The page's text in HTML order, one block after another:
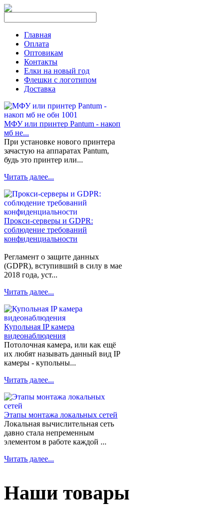
Главная
Оплата
Оптовикам
Контакты
Елки на новый год
Флешки с логотипом
Доставка
МФУ или принтер Pantum - накоп
мб не...
При установке нового принтера
зачастую на аппаратах Pantum,
будь это принтер или...
Читать далее...
Прокси-серверы и GDPR:
соблюдение требований
конфиденциальности
Регламент о защите данных
(GDPR), вступивший в силу в мае
2018 года, уст...
Читать далее...
Купольная IP камера
видеонаблюдения
Потолочная камера, или как ещё
их любят называть данный вид IP
камеры - купольны...
Читать далее...
Этапы монтажа локальных сетей
Локальная вычислительная сеть
давно стала непременным
элементом в работе каждой ...
Читать далее...
Наши товары